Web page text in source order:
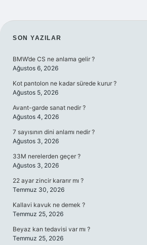
SIDEBAR
SON YAZILAR
BMW’de CS ne anlama gelir ?
Ağustos 6, 2026
Kot pantolon ne kadar sürede kurur ?
Ağustos 5, 2026
Avant-garde sanat nedir ?
Ağustos 4, 2026
7 sayısının dini anlamı nedir ?
Ağustos 3, 2026
33M nerelerden geçer ?
Ağustos 3, 2026
22 ayar zincir kararır mı ?
Temmuz 30, 2026
Kallavi kavuk ne demek ?
Temmuz 25, 2026
Beyaz kan tedavisi var mı ?
Temmuz 25, 2026